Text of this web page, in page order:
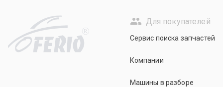
R
Для покупателей
Сервис поиска запчастей
Компании
Машины в разборе